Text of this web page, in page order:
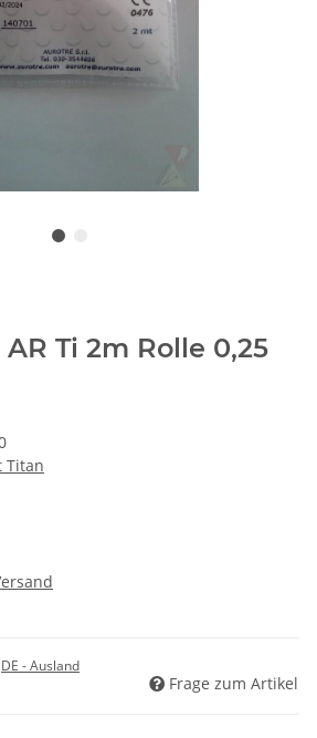
Ti 2m Rolle 0,25
Titan
- Ausland
Frage zum Artikel